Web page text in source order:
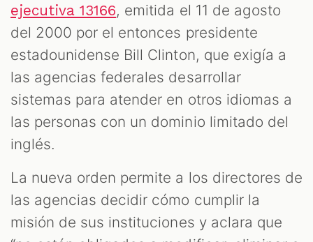
ejecutiva 13166, emitida el 11 de agosto
del 2000 por el entonces presidente
estadounidense Bill Clinton, que exigía a
las agencias federales desarrollar
sistemas para atender en otros idiomas a
las personas con un dominio limitado del
inglés.
La nueva orden permite a los directores de
las agencias decidir cómo cumplir la
misión de sus instituciones y aclara que